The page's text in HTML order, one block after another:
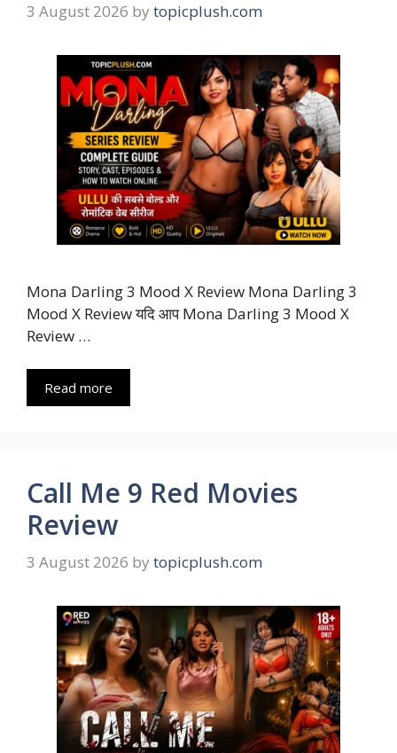
3 August 2026 by topicplush.com
Mona Darling 3 Mood X Review Mona Darling 3
Mood X Review यदि आप Mona Darling 3 Mood X
Review …
Read more
Call Me 9 Red Movies
Review
3 August 2026 by topicplush.com